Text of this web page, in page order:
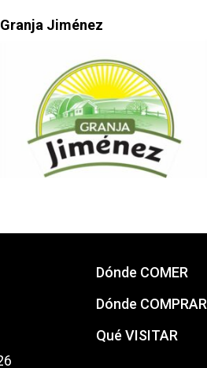
Granja Jiménez
Dónde COMER
Dónde COMPRAR
Qué VISITAR